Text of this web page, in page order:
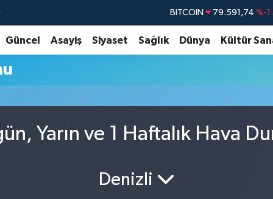
BITCOIN 79.591,74 %-
DOLAR 45,43620
EURO 53,38690
Güncel Asayiş Siyaset Sağlık Dünya Kültür
Yarın ve 1 Haftalık Hava
Denizli